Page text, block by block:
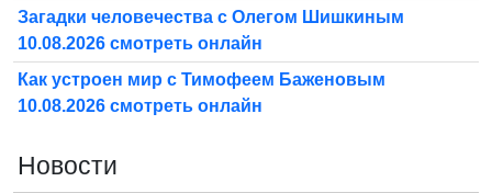
Загадки человечества с Олегом Шишкиным
10.08.2026 смотреть онлайн
Как устроен мир с Тимофеем Баженовым
10.08.2026 смотреть онлайн
Новости